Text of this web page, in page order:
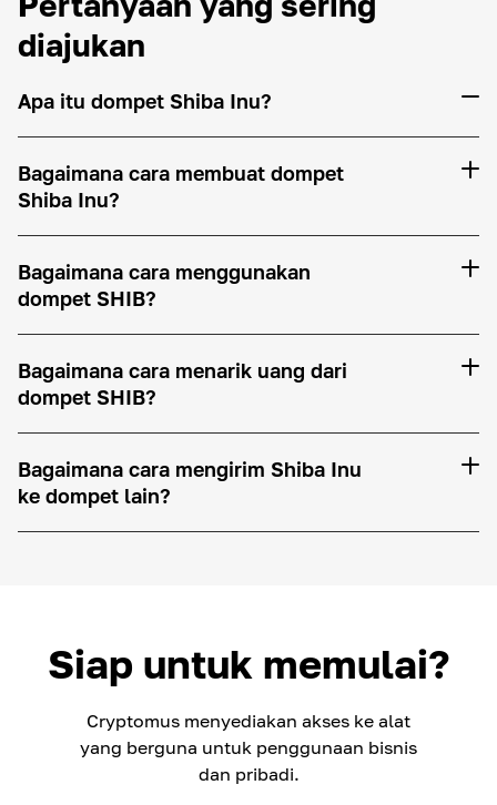
diajukan
Apa itu dompet Shiba Inu?
Bagaimana cara membuat dompet
Shiba Inu?
Bagaimana cara menggunakan
dompet SHIB?
Bagaimana cara menarik uang dari
dompet SHIB?
Bagaimana cara mengirim Shiba Inu
ke dompet lain?
Siap untuk memulai?
Cryptomus menyediakan akses ke alat
yang berguna untuk penggunaan bisnis
dan pribadi.